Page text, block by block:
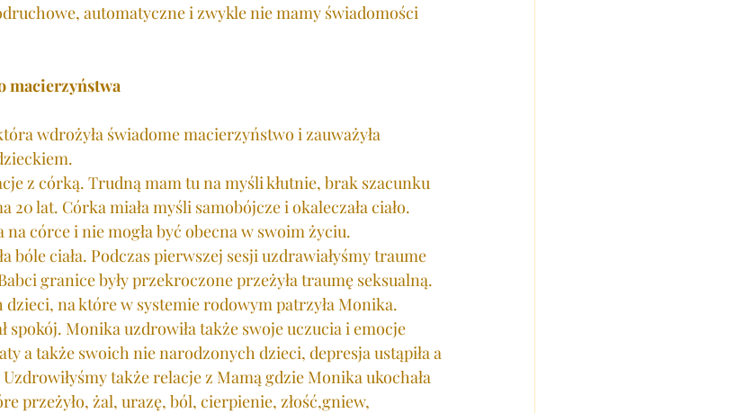
automatyczne i zwykle nie mamy świadomości
macierzyństwa
wdrożyła świadome macierzyństwo i zauważyła
z córką. Trudną mam tu na myśli kłutnie, brak szacunku
lat. Córka miała myśli samobójcze i okaleczała ciało.
na córce i nie mogła być obecna w swoim życiu.
bóle ciała. Podczas pierwszej sesji uzdrawiałyśmy traume
granice były przekroczone przeżyła traumę seksualną.
dzieci, na które w systemie rodowym patrzyła Monika.
spokój. Monika uzdrowiła także swoje uczucia i emocje
a także swoich nie narodzonych dzieci, depresja ustąpiła a
także relacje z Mamą gdzie Monika ukochała
przeżyło, żal, urazę, ból, cierpienie, złość,gniew,